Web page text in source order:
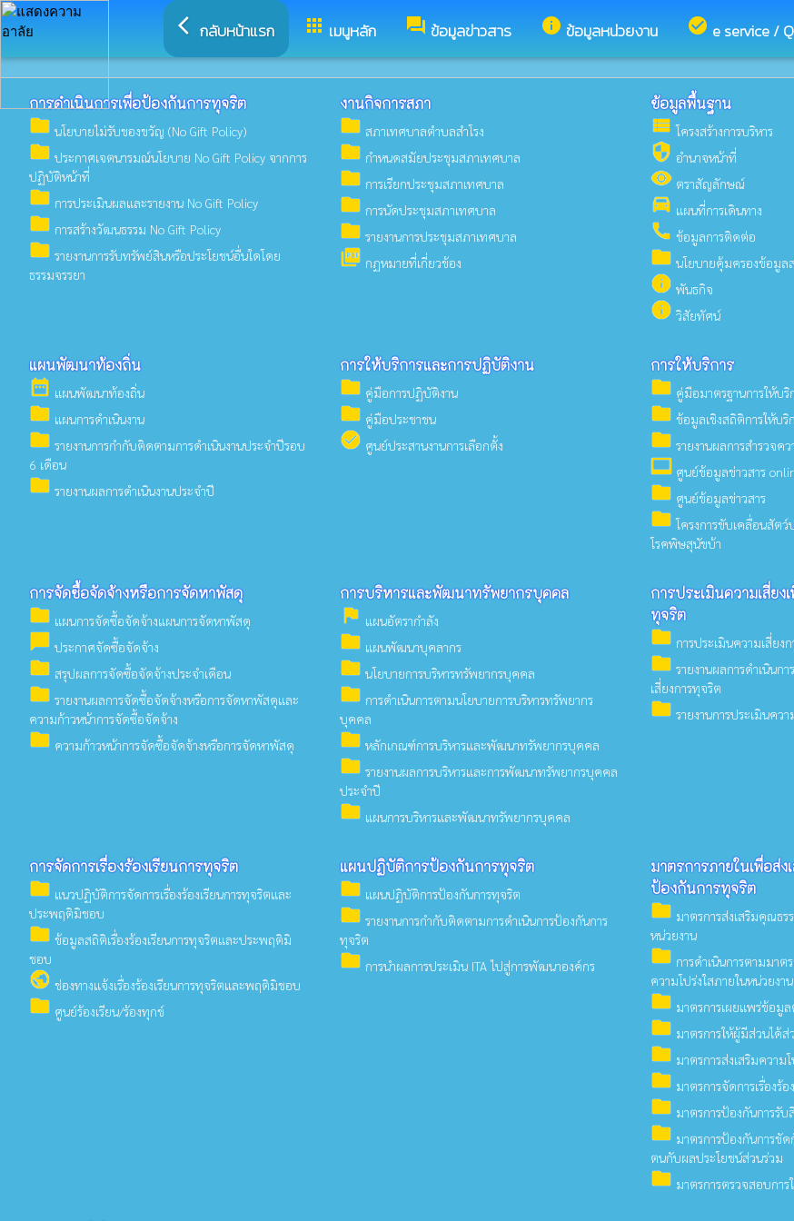
arrow_back_ios กลับหน้าแรก apps เมนูหลัก forum ข้อมูลข่าวสาร info ข้อมูลหน่วยงาน check_circle e service /
การดำเนินการเพื่อป้องกันการทุจริต
folder นโยบายไม่รับของขวัญ (No Gift Policy)
folder ประกาศเจตนารมณ์นโยบาย No Gift Policy จากการ
ปฏิบัติหน้าที่
folder การประเมินผลและรายงาน No Gift Policy
folder การสร้างวัฒนธรรม No Gift Policy
folder รายงานการรับทรัพย์สินหรือประโยชน์อื่นใดโดย
ธรรมจรรยา
งานกิจการสภา
folder สภาเทศบาลตำบลสำโรง
folder กำหนดสมัยประชุมสภาเทศบาล
folder การเรียกประชุมสภาเทศบาล
folder การนัดประชุมสภาเทศบาล
folder รายงานการประชุมสภาเทศบาล
picture_as_pdf กฏหมายที่เกี่ยวข้อง
ข้อมูลพื้นฐาน
view_list โครงสร้างการบริหาร
security อำนาจหน้าที่
visibility ตราสัญลักษณ์
time_to_leave แผนที่การเดินทาง
call ข้อมูลการติดต่อ
folder นโยบายคุ้มครองข้อมูล
info พันธกิจ
info วิสัยทัศน์
แผนพัฒนาท้องถิ่น
date_range แผนพัฒนาท้องถิ่น
folder แผนการดำเนินงาน
folder รายงานการกำกับติดตามการดำเนินงานประจำปีรอบ
6 เดือน
folder รายงานผลการดำเนินงานประจำปี
การให้บริการและการปฏิบัติงาน
folder คู่มือการปฏิบัติงาน
folder คู่มือประชาชน
check_circle ศูนย์ประสานงานการเลือกตั้ง
การให้บริการ
folder คู่มือมาตรฐานการให้บริ
folder ข้อมูลเชิงสถิติการให้บริ
folder รายงานผลการสำรวจค
video_labelศูนย์ข้อมูลข่าวสาร
folder ศูนย์ข้อมูลข่าวสาร
folder โครงการขับเคลื่อนสัต
โรคพิษสุนัขบ้า
การจัดซื้อจัดจ้างหรือการจัดหาพัสดุ
folder แผนการจัดซื้อจัดจ้างแผนการจัดหาพัสดุ
chat_bubble ประกาศจัดซื้อจัดจ้าง
folder สรุปผลการจัดซื้อจัดจ้างประจำเดือน
folder รายงานผลการจัดซื้อจัดจ้างหรือการจัดหาพัสดุและ
ความก้าวหน้าการจัดซื้อจัดจ้าง
folder ความก้าวหน้าการจัดซื้อจัดจ้างหรือการจัดหาพัสดุ
การบริหารและพัฒนาทรัพยากรบุคคล
assistant_photo แผนอัตรากำลัง
folder แผนพัฒนาบุคลากร
folder นโยบายการบริหารทรัพยากรบุคคล
folder การดำเนินการตามนโยบายการบริหารทรัพยากร
บุคคล
folder หลักเกณฑ์การบริหารและพัฒนาทรัพยากรบุคคล
folder รายงานผลการบริหารและการพัฒนาทรัพยากรบุคคล
ประจำปี
folder แผนการบริหารและพัฒนาทรัพยากรบุคคล
การประเมินความเสี่ย
ทุจริต
folder การประเมินความเสี่ยง
folder รายงานผลการดำเนินก
เสี่ยงการทุจริต
folder รายงานการประเมินคว
การจัดการเรื่องร้องเรียนการทุจริต
folder แนวปฏิบัติการจัดการเรื่องร้องเรียนการทุจริตและ
ประพฤติมิชอบ
folder ข้อมูลสถิติเรื่องร้องเรียนการทุจริตและประพฤติมิ
ชอบ
public ช่องทางแจ้งเรื่องร้องเรียนการทุจริตและพฤติมิชอบ
folder ศูนย์ร้องเรียน/ร้องทุกข์
แผนปฏิบัติการป้องกันการทุจริต
folder แผนปฏิบัติการป้องกันการทุจริต
folder รายงานการกำกับติดตามการดำเนินการป้องกันการ
ทุจริต
folder การนำผลการประเมิน ITA ไปสู่การพัฒนาองค์กร
มาตรการภายในเพื่อส่ง
ป้องกันการทุจริต
folder มาตรการส่งเสริมคุณธร
หน่วยงาน
folder การดำเนินการตามมาต
ความโปร่งใสภายในหน่วยงาน
folder มาตรการเผยแพร่ข้อมู
folder มาตรการให้ผู้มีส่วนได้
folder มาตรการส่งเสริมความ
folder มาตรการจัดการเรื่องร้อ
folder มาตรการป้องกันการรั
folder มาตรการป้องกันการขั
ตนกับผลประโยชน์ส่วนร่วม
folder มาตรการตรวจสอบกา